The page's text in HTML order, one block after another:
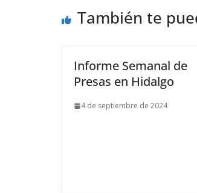
También te
Informe Semanal de
Presas en Hidalgo
4 de septiembre de 2024